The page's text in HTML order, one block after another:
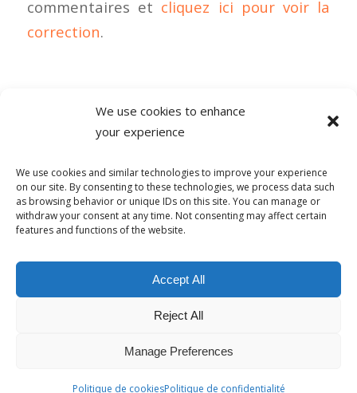
We use cookies to enhance
your experience
We use cookies and similar technologies to improve your experience
on our site. By consenting to these technologies, we process data such
as browsing behavior or unique IDs on this site. You can manage or
withdraw your consent at any time. Not consenting may affect certain
features and functions of the website.
Accept All
Reject All
Manage Preferences
Politique de cookiesPolitique de confidentialité
commentaires et cliquez ici pour voir la
correction.
6 COMMENTAIRES
© Copyright - Alpha-b 2019-2026 -powered by Enfold WordPress
Conditions générales de vente Politique de confidentialité